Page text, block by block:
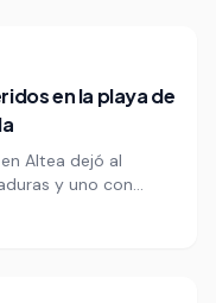
en la playa de
Altea dejó al
y uno con
en la playa.
seguridad en los